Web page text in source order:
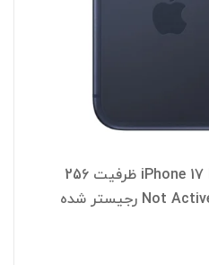
گوشی موبایل اپل iPhone 17 Pro ZA/A ظرفیت 256